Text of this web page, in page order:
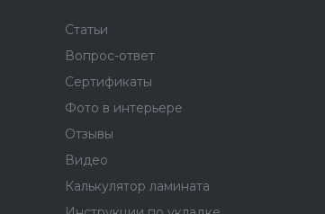
Статьи
Вопрос-ответ
Сертификаты
Фото в интерьере
Отзывы
Видео
Калькулятор ламината